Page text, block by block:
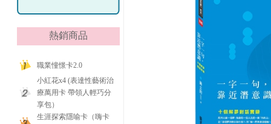
熱銷商品
職業憧憬卡2.0
小紅花x4 (表達性藝術治
療萬用卡 帶領人輕巧分
享包）
生涯探索隱喻卡（嗨卡